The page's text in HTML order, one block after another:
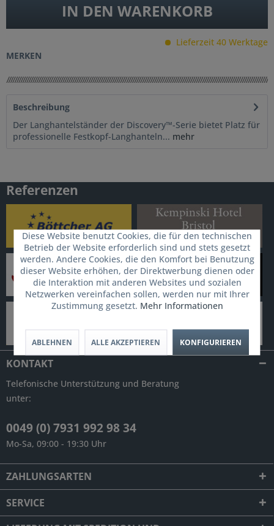
IN DEN WARENKORB
Lieferzeit 40 Werktage
MERKEN
Beschreibung
Der Langhantelständer der Discovery™-Serie bietet Platz für
professionelle Festkopf-Langhanteln... mehr
Referenzen
KONTAKT
Telefonische Unterstützung und Beratung
unter:
0049 (0) 7931 992 98 34
Mo-Sa, 09:00 - 19:30 Uhr
ZAHLUNGSARTEN
SERVICE
Diese Website benutzt Cookies, die für den technischen
Betrieb der Website erforderlich sind und stets gesetzt
werden. Andere Cookies, die den Komfort bei Benutzung
dieser Website erhöhen, der Direktwerbung dienen oder
die Interaktion mit anderen Websites und sozialen
Netzwerken vereinfachen sollen, werden nur mit Ihrer
Zustimmung gesetzt. Mehr Informationen
ABLEHNEN ALLE AKZEPTIEREN KONFIGURIEREN